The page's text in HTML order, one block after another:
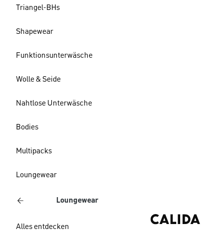
Triangel-BHs
Shapewear
Funktionsunterwäsche
Wolle & Seide
Nahtlose Unterwäsche
Bodies
Multipacks
Loungewear
Loungewear
Alles entdecken